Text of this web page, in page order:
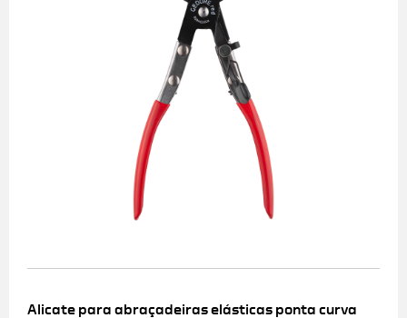
Alicate para abraçadeiras elásticas ponta curva